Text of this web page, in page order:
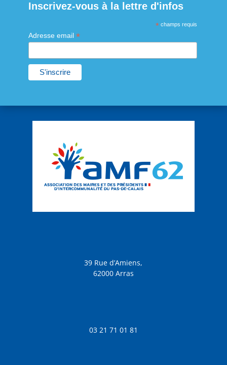
Inscrivez-vous à la lettre d'infos
* champs requis
Adresse email *
39 Rue d’Amiens,
62000 Arras
03 21 71 01 81